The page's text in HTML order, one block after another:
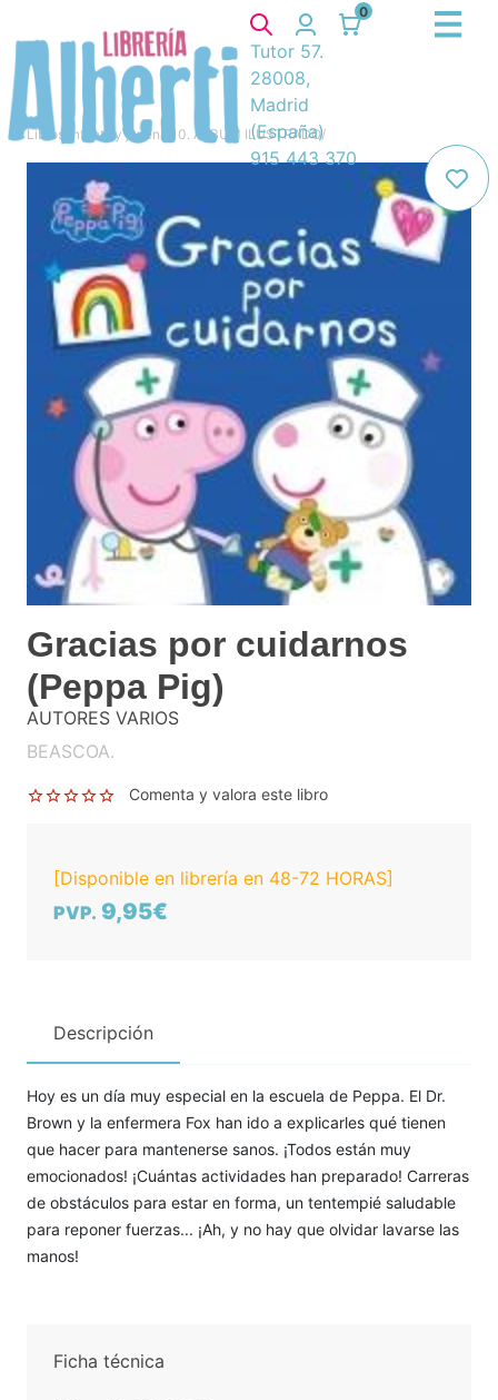
0
Tutor 57.
28008,
Madrid
(España)
915 443 370
Libros Infantil y juvenil 10. ÁLBUM ILUSTRADO/
Gracias por cuidarnos
(Peppa Pig)
AUTORES VARIOS
BEASCOA.
Comenta y valora este libro
[Disponible en librería en 48-72 HORAS]
PVP. 9,95€
Descripción
Hoy es un día muy especial en la escuela de Peppa. El Dr.
Brown y la enfermera Fox han ido a explicarles qué tienen
que hacer para mantenerse sanos. ¡Todos están muy
emocionados! ¡Cuántas actividades han preparado! Carreras
de obstáculos para estar en forma, un tentempié saludable
para reponer fuerzas... ¡Ah, y no hay que olvidar lavarse las
manos!
Ficha técnica